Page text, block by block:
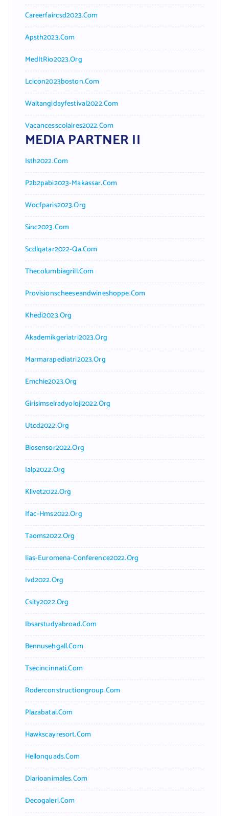
Careerfaircsd2023.com
Apsth2023.com
MedItRio2023.org
Lcicon2023boston.com
Waitangidayfestival2022.com
Vacancesscolaires2022.com
MEDIA PARTNER II
Isth2022.com
P2b2pabi2023-Makassar.com
Wocfparis2023.org
Sinc2023.com
Scdlqatar2022-Qa.com
Thecolumbiagrill.com
Provisionscheeseandwineshoppe.com
Khedi2023.org
Akademikgeriatri2023.org
Marmarapediatri2023.org
Emchie2023.org
Girisimselradyoloji2022.org
Utcd2022.org
Biosensor2022.org
Ialp2022.org
Klivet2022.org
Ifac-Hms2022.org
Taoms2022.org
Iias-Euromena-Conference2022.org
Ivd2022.org
Csity2022.org
Ibsarstudyabroad.com
Bennusehgall.com
Tsecincinnati.com
Roderconstructiongroup.com
Plazabatai.com
Hawkscayresort.com
Hellonquads.com
Diarioanimales.com
Decogaleri.com